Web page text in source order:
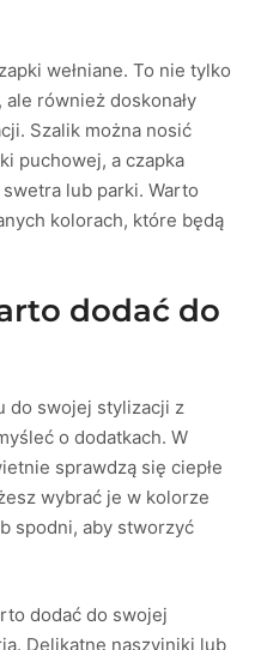
wełniane. To nie tylko
również doskonały
Szalik można nosić
puchowej, a czapka
lub parki. Warto
kolorach, które będą
dodać do
do swojej stylizacji z
o dodatkach. W
sprawdzą się ciepłe
wybrać je w kolorze
spodni, aby stworzyć
dodać do swojej
Delikatne naszyjniki lub